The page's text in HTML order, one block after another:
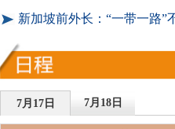
新加坡前外长：“一带一路”
7月17日 7月18日